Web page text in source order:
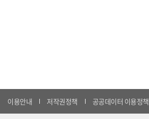
이용안내 저작권정책 공공데이터 이용정책